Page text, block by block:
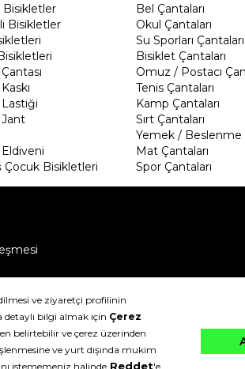
Bisikletler
Bisikletler
Çocuk Bisikletleri
Bel Çantaları
Okul Çantaları
Su Sporları Çantaları
Bisiklet Çantaları
Omuz / Postacı
Tenis Çantaları
Kamp Çantaları
Sırt Çantaları
Yemek / Beslenme
Mat Çantaları
Spor Çantaları